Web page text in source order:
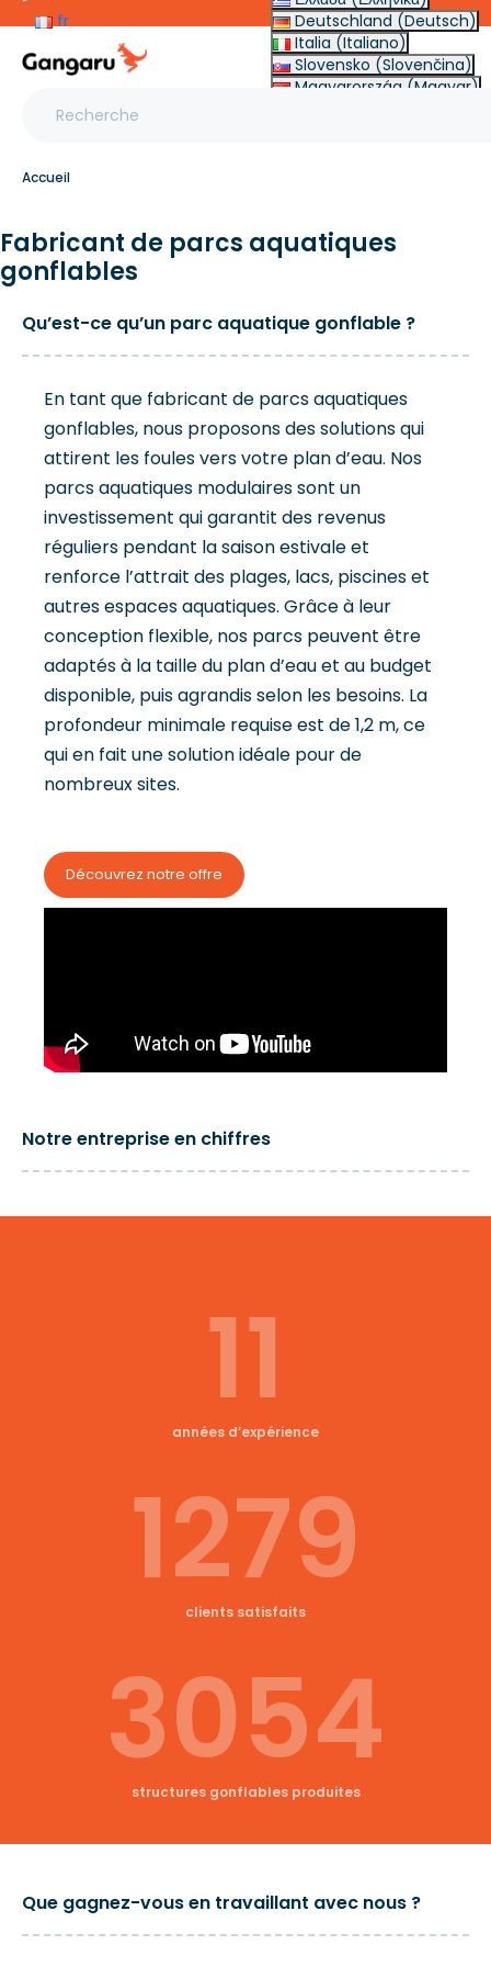
fr
Deutschland (Deutsch)
Italia (Italiano)
Slovensko (Slovenčina)
Magyarország (Magyar)
Accueil
Fabricant de parcs aquatiques
gonflables
Qu’est-ce qu’un parc aquatique gonflable ?
En tant que fabricant de parcs aquatiques
gonflables, nous proposons des solutions qui
attirent les foules vers votre plan d’eau. Nos
parcs aquatiques modulaires sont un
investissement qui garantit des revenus
réguliers pendant la saison estivale et
renforce l’attrait des plages, lacs, piscines et
autres espaces aquatiques. Grâce à leur
conception flexible, nos parcs peuvent être
adaptés à la taille du plan d’eau et au budget
disponible, puis agrandis selon les besoins. La
profondeur minimale requise est de 1,2 m, ce
qui en fait une solution idéale pour de
nombreux sites.
Découvrez notre offre
Notre entreprise en chiffres
11
années d’expérience
1279
clients satisfaits
3054
structures gonflables produites
Que gagnez-vous en travaillant avec nous ?